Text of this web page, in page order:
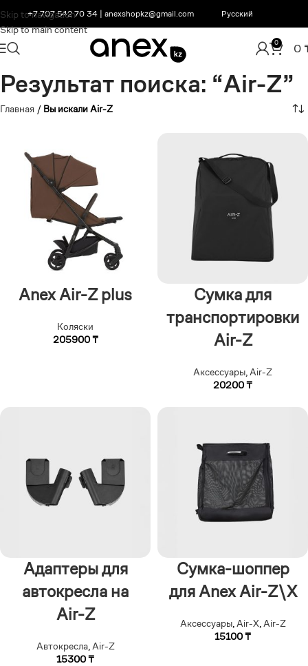
Skip to navigation
Skip to main content
+7 707 542 70 34 | anexshopkz@gmail.com Русский
0 0
Результат поиска: “Air-Z”
Главная / Вы искали Air-Z
Anex Air-Z plus
Коляски
205900₸
Сумка для
транспортировки
Air-Z
Аксессуары,Air-Z
20200₸
Адаптеры для
автокресла на
Air-Z
Автокресла,Air-Z
15300₸
Сумка-шоппер
для Anex Air-Z\X
Аксессуары,Air-X,Air-Z
15100₸